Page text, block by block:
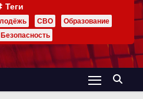
Теги
СВО
Образование
Безопасность